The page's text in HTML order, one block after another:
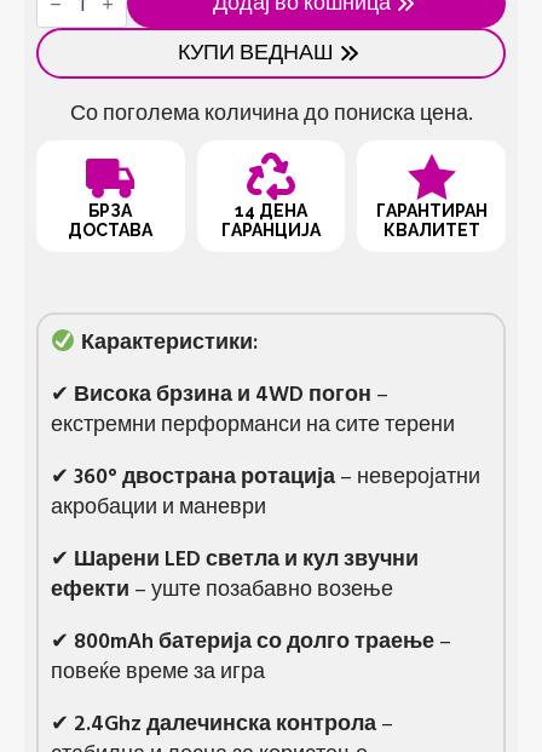
RC
каскадерски
автомобил
количина
КУПИ ВЕДНАШ
Со поголема количина до пониска цена.
БРЗА
ДОСТАВА
14 ДЕНА
ГАРАНЦИЈА
ГАРАНТИРАН
КВАЛИТЕТ
Карактеристики:
✔ Висока брзина и 4WD погон –
екстремни перформанси на сите терени
✔ 360° двострана ротација – неверојатни
акробации и маневри
✔ Шарени LED светла и кул звучни
ефекти – уште позабавно возење
✔ 800mAh батерија со долго траење –
повеќе време за игра
✔ 2.4Ghz далечинска контрола –